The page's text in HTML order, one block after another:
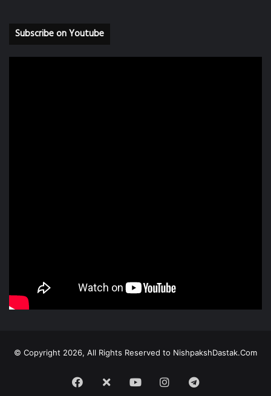
Subscribe on Youtube
© Copyright 2026, All Rights Reserved to NishpakshDastak.Com
Facebook
X YoutubeInstagramTelegram